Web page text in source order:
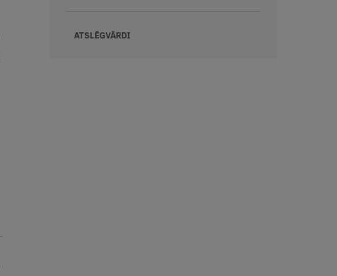
ATSLĒGVĀRDI